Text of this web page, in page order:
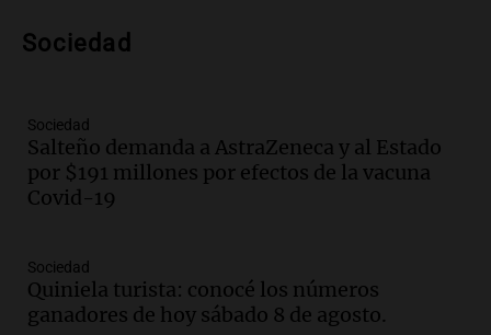
metros del río Suquía y retiraron hasta
Episodios
Audio.La historia de la servilleta que
firmó Jorge Messi para el primer
contrato de Leo con Barcelona
Audio.Joan Gaspart: "Sin Jorge, no sé si
Messi hubiera llegado adonde llegó"
Sociedad
Sociedad
Salteño demanda a AstraZeneca y al Estado
por $191 millones por efectos de la vacuna
Covid-19
Sociedad
Quiniela turista: conocé los números
ganadores de hoy sábado 8 de agosto.